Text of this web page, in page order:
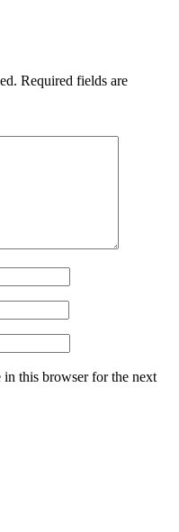
Required fields are
in this browser for the next